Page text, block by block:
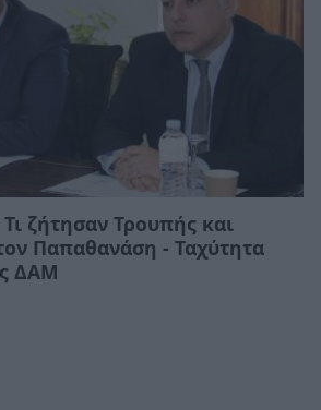
ζήτησαν Τρουπής και
Παπαθανάση - Ταχύτητα
ΔΑΜ